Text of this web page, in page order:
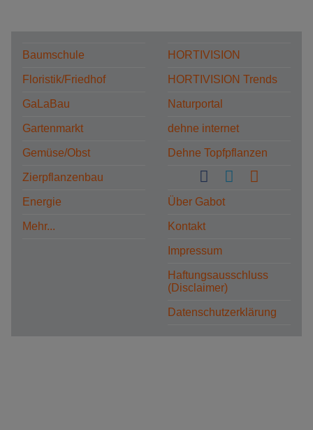
Baumschule
Floristik/Friedhof
GaLaBau
Gartenmarkt
Gemüse/Obst
Zierpflanzenbau
Energie
Mehr...
HORTIVISION
HORTIVISION Trends
Naturportal
dehne internet
Dehne Topfpflanzen
Über Gabot
Kontakt
Impressum
Haftungsausschluss
(Disclaimer)
Datenschutzerklärung